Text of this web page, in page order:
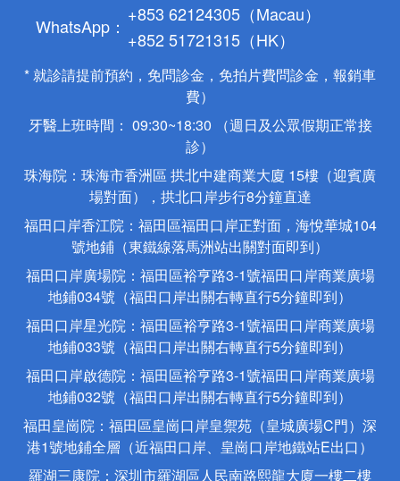
WhatsApp：
+853 62124305（Macau）
+852 51721315（HK）
* 就診請提前預約，免問診金，免拍片費問診金，報銷車
費）
牙醫上班時間： 09:30~18:30 （週日及公眾假期正常接
診）
珠海院：珠海市香洲區 拱北中建商業大廈 15樓（迎賓廣
場對面），拱北口岸步行8分鐘直達
福田口岸香江院：福田區福田口岸正對面，海悅華城104
號地鋪（東鐵線落馬洲站出關對面即到）
福田口岸廣場院：福田區裕亨路3-1號福田口岸商業廣場
地鋪034號（福田口岸出關右轉直行5分鐘即到）
福田口岸星光院：福田區裕亨路3-1號福田口岸商業廣場
地鋪033號（福田口岸出關右轉直行5分鐘即到）
福田口岸啟德院：福田區裕亨路3-1號福田口岸商業廣場
地鋪032號（福田口岸出關右轉直行5分鐘即到）
福田皇崗院：福田區皇崗口岸皇禦苑（皇城廣場C門）深
港1號地鋪全層（近福田口岸、皇崗口岸地鐵站E出口）
羅湖三康院：深圳市羅湖區人民南路熙龍大廈一樓二樓